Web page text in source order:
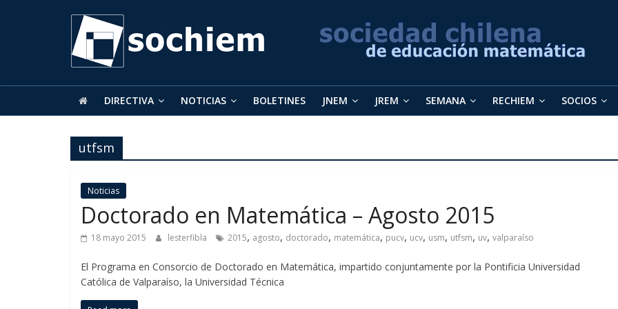
SOCHIEM
Sociedad
Educación
DIRECTIVA NOTICIAS BOLETINES JNEM JREM SEMANA RECHIEM SOCIOS
utfsm
Noticias
Doctorado en Matemática – Agosto 2015
18 mayo 2015 lesterfibla 2015, agosto, doctorado, matemática, pucv, ucv, usm, utfsm, uv, valparaíso
El Programa en Consorcio de Doctorado en Matemática, impartido conjuntamente por la Pontificia Universidad
Católica de Valparaíso, la Universidad Técnica